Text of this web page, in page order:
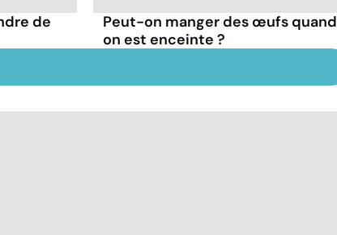
de
Peut-on manger des œufs quand
on est enceinte ?